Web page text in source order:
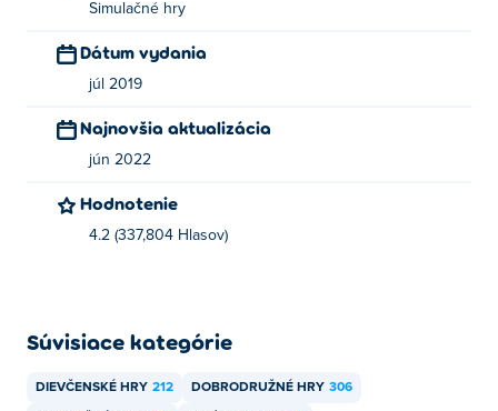
Simulačné hry
Dátum vydania
júl 2019
Najnovšia aktualizácia
jún 2022
Hodnotenie
4.2 (337,804 Hlasov)
Súvisiace kategórie
DIEVČENSKÉ HRY 212 DOBRODRUŽNÉ HRY 306